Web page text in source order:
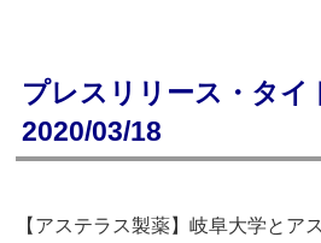
プレスリリース・タ
2020/03/18
【アステラス製薬】岐阜大学と